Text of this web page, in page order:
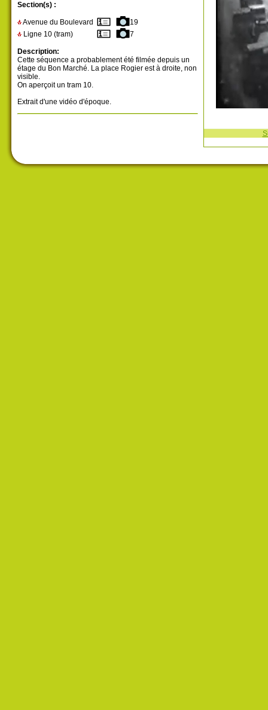
Section(s) :
Avenue du Boulevard
19
Ligne 10 (tram)
7
Description:
Cette séquence a probablement été filmée depuis un
étage du Bon Marché. La place Rogier est à droite, non
visible.
On aperçoit un tram 10.
Extrait d'une vidéo d'époque.